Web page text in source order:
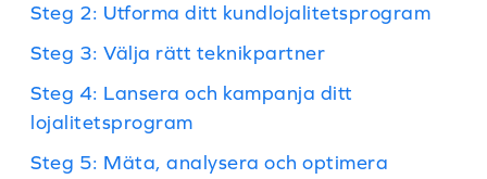
Steg 2: Utforma ditt kundlojalitetsprogram
Steg 3: Välja rätt teknikpartner
Steg 4: Lansera och kampanja ditt
lojalitetsprogram
Steg 5: Mäta, analysera och optimera